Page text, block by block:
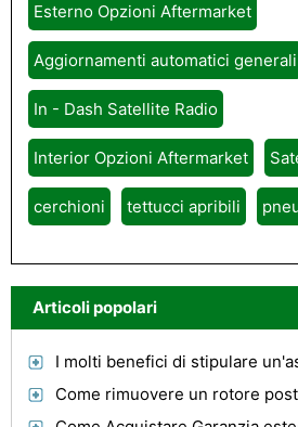
Esterno Opzioni Aftermarket
Aggiornamenti automatici generali
In - Dash Satellite Radio
Interior Opzioni Aftermarket
cerchioni tettucci apribili
Articoli popolari
I molti benefici di stipulare